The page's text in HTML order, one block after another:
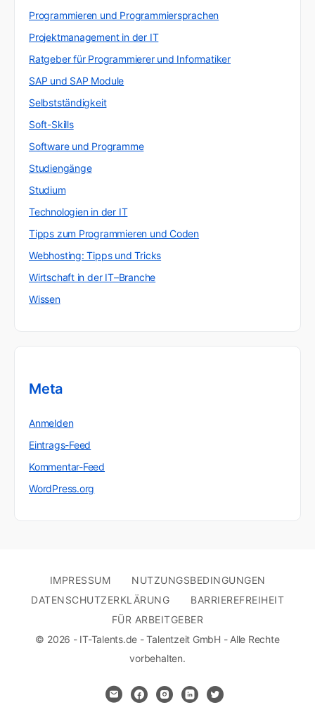
Programmieren und Programmiersprachen
Projektmanagement in der IT
Ratgeber für Programmierer und Informatiker
SAP und SAP Module
Selbstständigkeit
Soft-Skills
Software und Programme
Studiengänge
Studium
Technologien in der IT
Tipps zum Programmieren und Coden
Webhosting: Tipps und Tricks
Wirtschaft in der IT–Branche
Wissen
Meta
Anmelden
Eintrags-Feed
Kommentar-Feed
WordPress.org
IMPRESSUM
NUTZUNGSBEDINGUNGEN
DATENSCHUTZERKLÄRUNG
BARRIEREFREIHEIT
FÜR ARBEITGEBER
© 2026 - IT-Talents.de - Talentzeit GmbH - Alle Rechte
vorbehalten.